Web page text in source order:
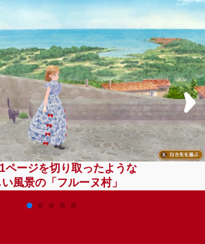
ページを切り取ったような
風景の「フルーヌ村」